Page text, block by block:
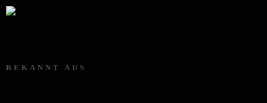
BEKANNT AUS